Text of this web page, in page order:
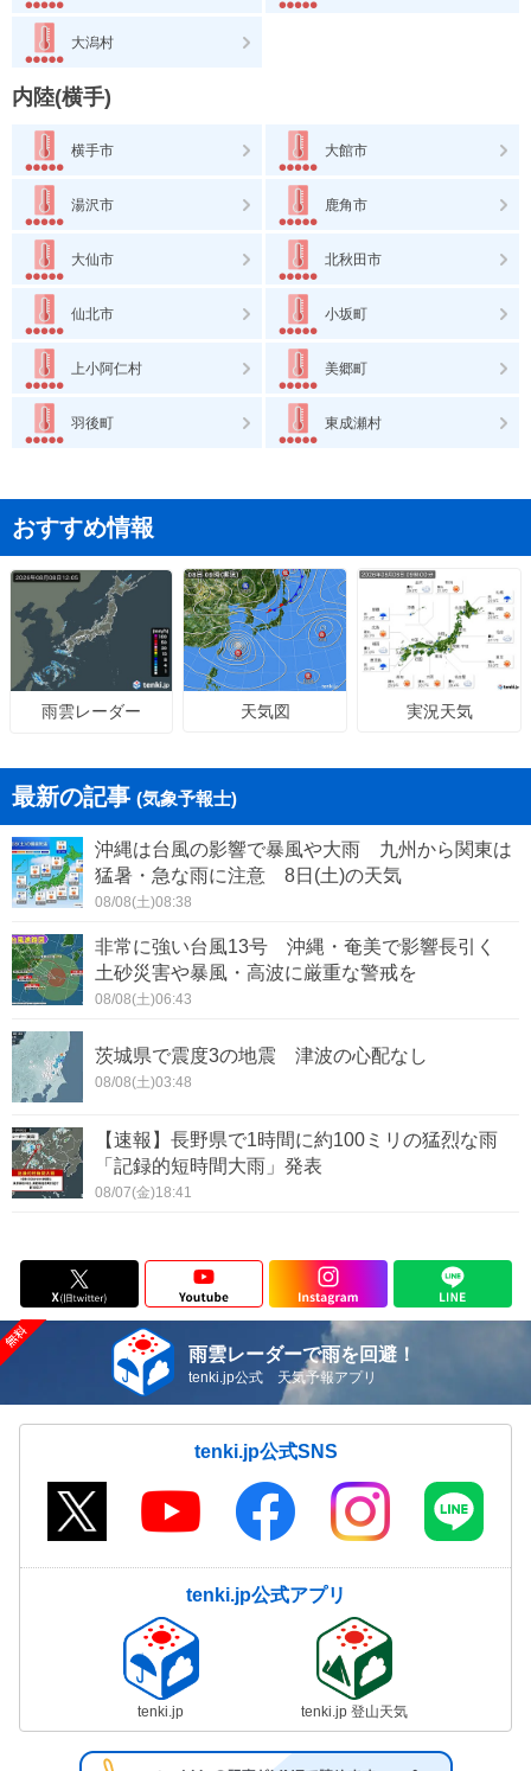
大潟村
内陸(横手)
横手市 大館市
湯沢市 鹿角市
大仙市 北秋田市
仙北市 小坂町
上小阿仁村 美郷町
羽後町 東成瀬村
おすすめ情報
雨雲レーダー 天気図 実況天気
最新の記事 (気象予報士)
沖縄は台風の影響で暴風や大雨 九州から関東は
猛暑・急な雨に注意 8日(土)の天気
08/08(土)08:38
非常に強い台風13号 沖縄・奄美で影響長引く
土砂災害や暴風・高波に厳重な警戒を
08/08(土)06:43
茨城県で震度3の地震 津波の心配なし
08/08(土)03:48
【速報】長野県で1時間に約100ミリの猛烈な雨
「記録的短時間大雨」発表
08/07(金)18:41
雨雲レーダーで雨を回避！
tenki.jp公式 天気予報アプリ
tenki.jp公式SNS
tenki.jp公式アプリ
tenki.jp tenki.jp 登山天気